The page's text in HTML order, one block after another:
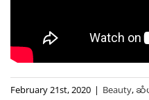
February 21st, 2020 | Beauty,ဆံ